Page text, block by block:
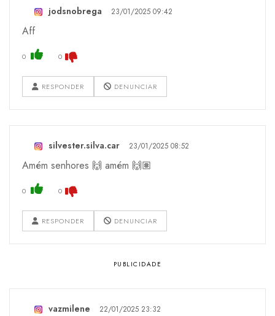
jodsnobrega 23/01/2025 09:42
Aff
0 0
RESPONDER DENUNCIAR
silvester.silva.car 23/01/2025 08:52
Amém senhores 🙌 amém 🙌🏽
0 0
RESPONDER DENUNCIAR
vazmilene 22/01/2025 23:32